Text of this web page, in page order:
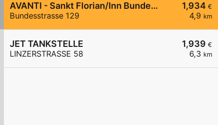
1,934 €
4,9 km
AVANTI - Sankt Florian/Inn Bundesstraße 129
Bundesstrasse 129
1,939 €
6,3 km
JET TANKSTELLE
LINZERSTRASSE 58